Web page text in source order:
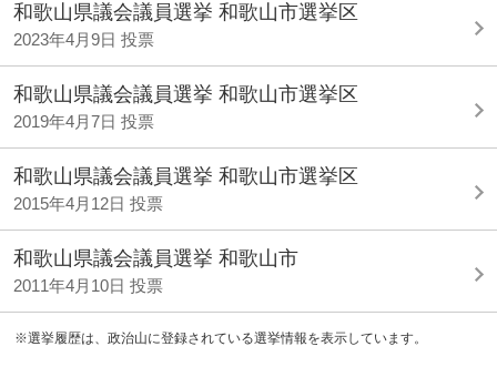
和歌山県議会議員選挙 和歌山市選挙区
2023年4月9日 投票
和歌山県議会議員選挙 和歌山市選挙区
2019年4月7日 投票
和歌山県議会議員選挙 和歌山市選挙区
2015年4月12日 投票
和歌山県議会議員選挙 和歌山市
2011年4月10日 投票
※選挙履歴は、政治山に登録されている選挙情報を表示しています。